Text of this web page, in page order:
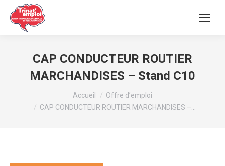
CAP CONDUCTEUR ROUTIER
MARCHANDISES – Stand C10
Accueil
Offre d’emploi
CAP CONDUCTEUR ROUTIER MARCHANDISES –…